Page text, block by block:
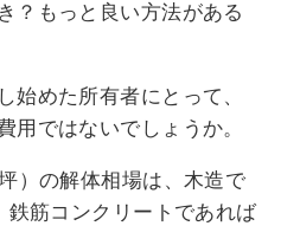
？もっと良い方法がある
始めた所有者にとって、
用ではないでしょうか。
）の解体相場は、木造で
鉄筋コンクリートであれば